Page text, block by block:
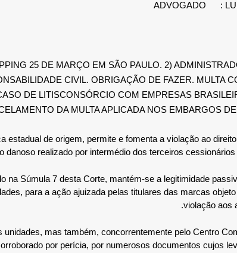
ADVOGADO :
25 DE MARÇO EM SÃO PAULO. 2)
CIVIL. OBRIGAÇÃO DE FAZER. MULTA
DE LITISCONSÓRCIO COM EMPRESAS
DA MULTA APLICADA NOS EMBARGOS
de origem, permite e fomenta a violação ao
realizado por intermédio dos terceiros
Súmula 7 desta Corte, mantém-se a legitimidade
para a ação ajuizada pelas titulares das marcas
violação aos
mas também, concorrentemente pelo Centro
por perícia, por numerosos documentos cujos